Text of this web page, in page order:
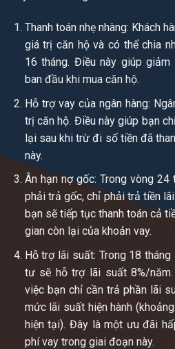
Thanh toán nhẹ nhàng: Khách
giá trị căn hộ và có thể chia
16 tháng. Điều này giúp giảm
ban đầu khi mua căn hộ.
Hỗ trợ vay của ngân hàng:
trị căn hộ. Điều này giúp bạn
lại sau khi trừ đi số tiền đã
này.
Ân hạn nợ gốc: Trong vòng
phải trả gốc, chỉ phải trả tiền
bạn sẽ tiếp tục thanh toán cả
gian còn lại của khoản vay.
Hỗ trợ lãi suất: Trong 18
tư sẽ hỗ trợ lãi suất 8%/
việc bạn chỉ cần trả phần lãi
mức lãi suất hiện hành
hiện tại). Đây là một ưu đãi
phí vay trong giai đoạn này.